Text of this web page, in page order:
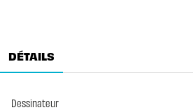
DÉTAILS
Dessinateur